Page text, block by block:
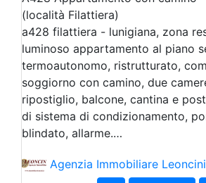
(località Filattiera)
a428 filattiera - lunigiana, zona
luminoso appartamento al piano
termoautonomo, ristrutturato,
soggiorno con camino, due
ripostiglio, balcone, cantina e
di sistema di condizionamento,
blindato, allarme.…
Agenzia Immobiliare Leoncini